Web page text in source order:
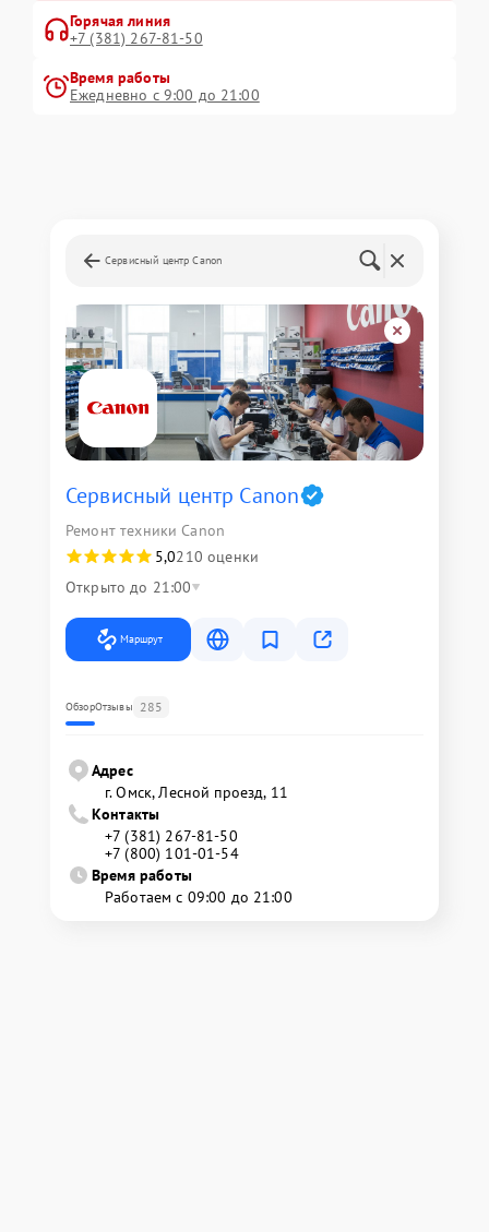
Горячая линия
+7 (381) 267-81-50
Время работы
Ежедневно с 9:00 до 21:00
Сервисный центр Canon
Сервисный центр Canon
Ремонт техники Canon
5,0210 оценки
Открыто до 21:00
Маршрут
ОбзорОтзывы 285
Адрес
г. Омск, ​Лесной проезд, 11
Контакты
+7 (381) 267-81-50
+7 (800) 101-01-54
Время работы
Работаем с 09:00 до 21:00